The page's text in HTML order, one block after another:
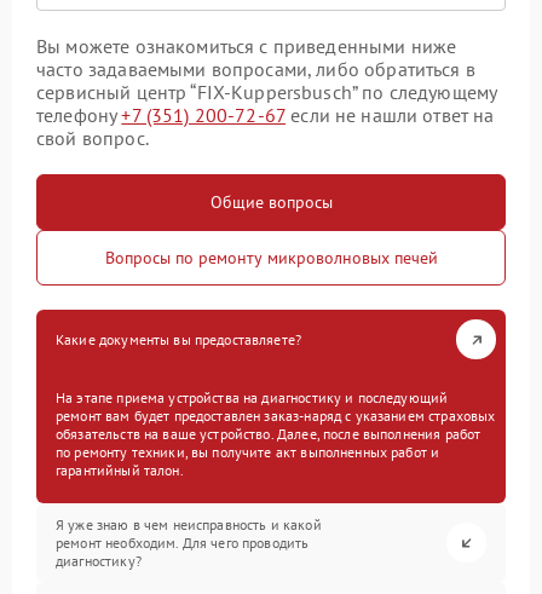
Вы можете ознакомиться с приведенными ниже
часто задаваемыми вопросами, либо обратиться в
сервисный центр “FIX-Kuppersbusch” по следующему
телефону+7 (351) 200-72-67 если не нашли ответ на
свой вопрос.
Общие вопросы
Вопросы по ремонту микроволновых печей
Какие документы вы предоставляете?
На этапе приема устройства на диагностику и последующий
ремонт вам будет предоставлен заказ-наряд с указанием страховых
обязательств на ваше устройство. Далее, после выполнения работ
по ремонту техники, вы получите акт выполненных работ и
гарантийный талон.
Я уже знаю в чем неисправность и какой
ремонт необходим. Для чего проводить
диагностику?